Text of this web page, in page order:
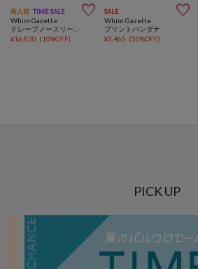
再入荷 TIME SALE 
Whim Gazette
¥16,830 (10%OFF)
SALE 
Whim Gazette
プリントバンダナ
¥3,465 (50%OFF)
PICK UP